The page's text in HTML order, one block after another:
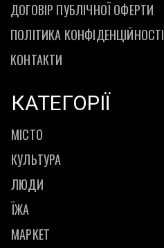
ДОГОВІР ПУБЛІЧНОЇ ОФЕРТИ
ПОЛІТИКА КОНФІДЕНЦІЙНОСТІ
КОНТАКТИ
КАТЕГОРІЇ
МІСТО
КУЛЬТУРА
ЛЮДИ
ЇЖА
МАРКЕТ